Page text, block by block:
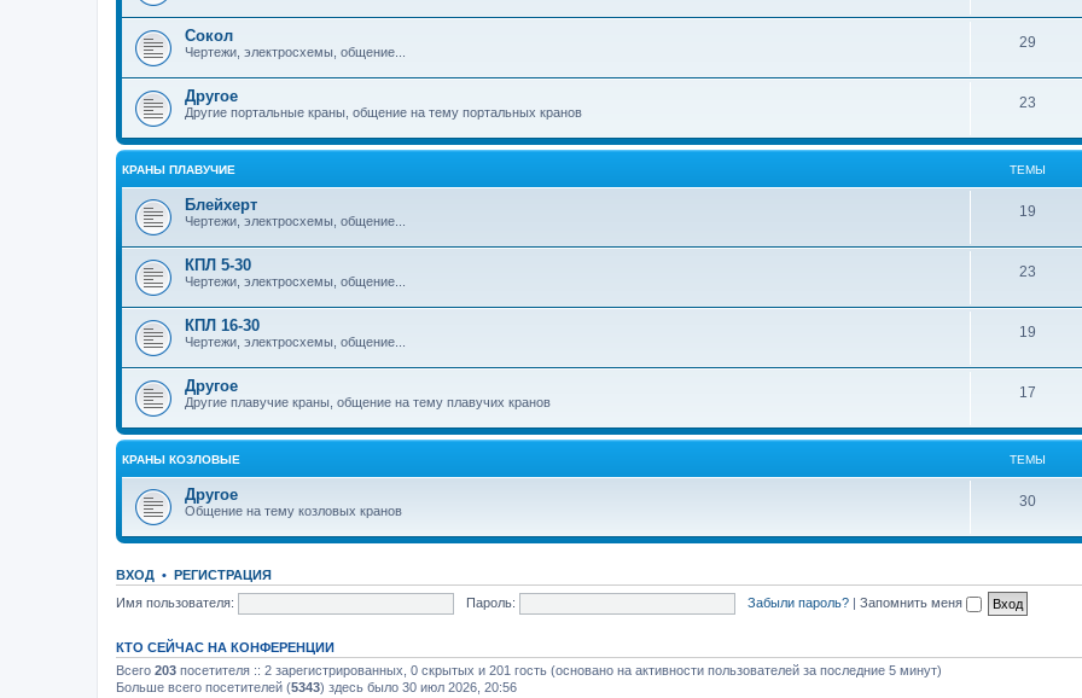
Сокол
Чертежи, электросхемы, общение...
29
Другое
Другие портальные краны, общение на тему портальных кранов
23
КРАНЫ ПЛАВУЧИЕ ТЕМЫ
Блейхерт
Чертежи, электросхемы, общение...
19
КПЛ 5-30
Чертежи, электросхемы, общение...
23
КПЛ 16-30
Чертежи, электросхемы, общение...
19
Другое
Другие плавучие краны, общение на тему плавучих кранов
17
КРАНЫ КОЗЛОВЫЕ ТЕМЫ
Другое
Общение на тему козловых кранов
30
ВХОД • РЕГИСТРАЦИЯ
Имя пользователя:
Пароль: Забыли пароль? | Запомнить меня
КТО СЕЙЧАС НА КОНФЕРЕНЦИИ
Всего 203 посетителя :: 2 зарегистрированных, 0 скрытых и 201 гость (основано на активности пользователей за последние 5 минут)
Больше всего посетителей (5343) здесь было 30 июл 2026, 20:56